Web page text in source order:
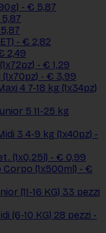
- € 5,87
- € 2,82
2,49
- € 1,29
- € 3,99
4 7-18 kg (1x34pz)
5 11-25 kg
3 4-9 kg (1x40pz) -
(1x0,25l) - € 0,99
(1x500ml) - €
(11-16 KG) 33 pezzi
(6-10 KG) 28 pezzi -